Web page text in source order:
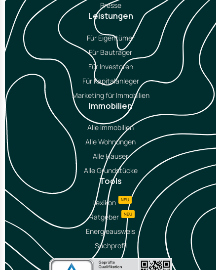
Presse
Leistungen
Für Eigentümer
Für Bauträger
Für Investoren
Für Kapitalanleger
Marketing für Immobilien
Immobilien
Alle Immobilien
Alle Wohnungen
Alle Häuser
Alle Grundstücke
Tools
Lexikon NEU
Ratgeber NEU
Energieausweis
Suchprofil